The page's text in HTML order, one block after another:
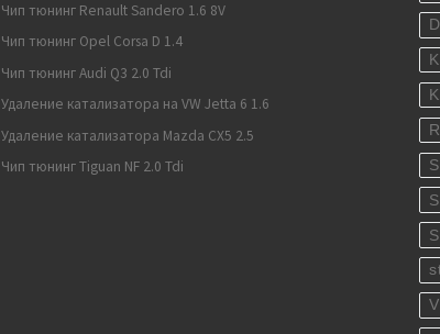
Чип тюнинг Renault Sandero 1.6 8V
Чип тюнинг Opel Corsa D 1.4
Чип тюнинг Audi Q3 2.0 Tdi
Удаление катализатора на VW Jetta 6 1.6
Удаление катализатора Mazda CX5 2.5
Чип тюнинг Tiguan NF 2.0 Tdi